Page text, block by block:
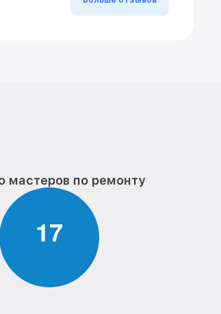
мастеров по ремонту
17